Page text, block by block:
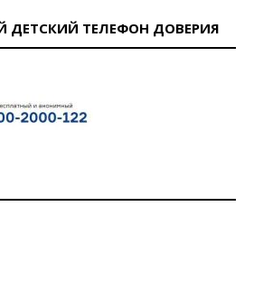
ДЕТСКИЙ ТЕЛЕФОН ДОВЕРИЯ